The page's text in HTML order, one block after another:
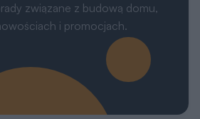
związane z budową domu,
i promocjach.